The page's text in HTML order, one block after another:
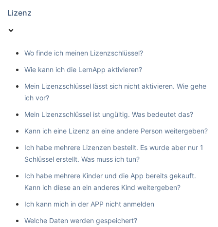
Lizenz
Wo finde ich meinen Lizenzschlüssel?
Wie kann ich die LernApp aktivieren?
Mein Lizenzschlüssel lässt sich nicht aktivieren. Wie gehe
ich vor?
Mein Lizenzschlüssel ist ungültig. Was bedeutet das?
Kann ich eine Lizenz an eine andere Person weitergeben?
Ich habe mehrere Lizenzen bestellt. Es wurde aber nur 1
Schlüssel erstellt. Was muss ich tun?
Ich habe mehrere Kinder und die App bereits gekauft.
Kann ich diese an ein anderes Kind weitergeben?
Ich kann mich in der APP nicht anmelden
Welche Daten werden gespeichert?